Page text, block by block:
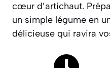
cœur d’artichaut.
un simple légume en
délicieuse qui ravira